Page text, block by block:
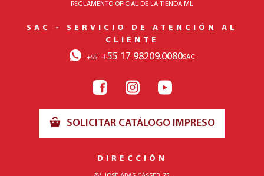
REGLAMENTO OFICIAL DE LA TIENDA ML
SAC - SERVICIO DE ATENCIÓN AL
CLIENTE
+55 +55 17 98209.0080SAC
SOLICITAR CATÁLOGO IMPRESO
DIRECCIÓN